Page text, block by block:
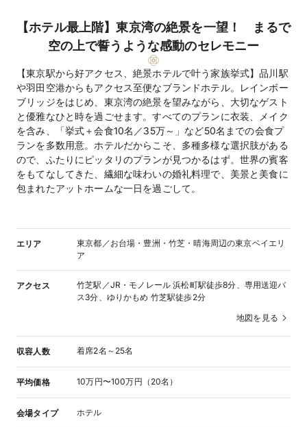
【ホテル最上階】東京湾の絶景を一望！ まるで
空の上で誓うような感動のセレモニー
【東京駅から好アクセス、絶景ホテルで叶う家族挙式】品川駅
や羽田空港からもアクセス至便なブランドホテル。レインボー
ブリッジをはじめ、東京湾の絶景を望みながら、大切なゲスト
と優雅なひと時を過ごせます。すべてのプランに衣装、メイク
を含み、「挙式＋会食10名／35万～」など50名までの会食プ
ランを多数用意。ホテルだからこそ、多種多様な選択肢がある
ので、ふたりにピッタリのプランが見つかるはず。世界の賓客
をもてなしてきた、繊細な味わいの婚礼料理で、美景と美食に
包まれたアットホームな一日を過ごして。
エリア
東京都／お台場・豊洲・竹芝・晴海周辺の東京ベイエリ
ア
アクセス
竹芝駅／JR・モノレール 浜松町駅徒歩8分、専用送迎バ
ス3分、ゆりかもめ 竹芝駅徒歩2分
地図を見る
収容人数 着席2名～25名
平均価格 10万円〜100万円（20名）
会場タイプ ホテル